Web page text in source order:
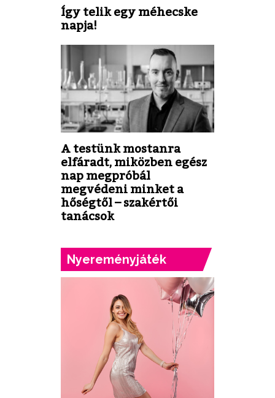
Így telik egy méhecske
napja!
A testünk mostanra
elfáradt, miközben egész
nap megpróbál
megvédeni minket a
hőségtől – szakértői
tanácsok
Nyereményjáték